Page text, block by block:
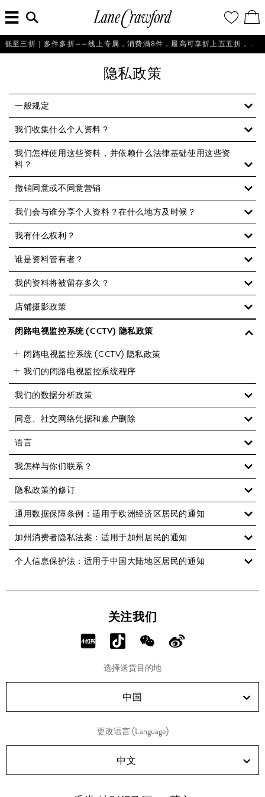
佛
探
的
尚
界
的
愿
望
清
单
看
／
修
购
单
入
搜
索
信
息...
低至三折｜多件多折——线上专属，消费满8件，最高可享折上五五折，即刻选购！
隐私政策
一般规定
我们收集什么个人资料？
我们怎样使用这些资料，并依赖什么法律基础使用这些资
料？
撤销同意或不同意营销
我们会与谁分享个人资料？在什么地方及时候？
我有什么权利？
谁是资料管有者？
我的资料将被留存多久？
店铺摄影政策
闭路电视监控系统 (CCTV) 隐私政策
闭路电视监控系统 (CCTV) 隐私政策
我们的闭路电视监控系统程序
我们的数据分析政策
同意、社交网络凭据和账户删除
语言
我怎样与你们联系？
隐私政策的修订
通用数据保障条例：适用于欧洲经济区居民的通知
加州消费者隐私法案：适用于加州居民的通知
个人信息保护法：适用于中国大陆地区居民的通知
关注我们
分
RED!
分
享
Douyin!
分
享
WeChat!
分
Weibo!
选择送货目的地
中国
更改语言 (Language)
中文